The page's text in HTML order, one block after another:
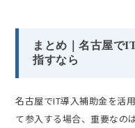
まとめ｜名古屋で
指すなら
名古屋でIT導入補助金を活
て参入する場合、重要なの